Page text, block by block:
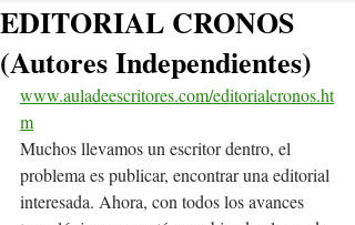
EDITORIAL CRONOS
(Autores Independientes)
www.auladeescritores.com/editorialcronos.ht
m
Muchos llevamos un escritor dentro, el
problema es publicar, encontrar una editorial
interesada. Ahora, con todos los avances